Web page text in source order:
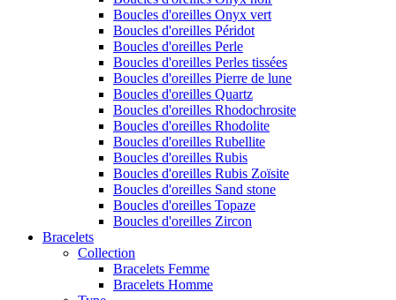
Boucles d'oreilles Onyx vert
Boucles d'oreilles Péridot
Boucles d'oreilles Perle
Boucles d'oreilles Perles tissées
Boucles d'oreilles Pierre de lune
Boucles d'oreilles Quartz
Boucles d'oreilles Rhodochrosite
Boucles d'oreilles Rhodolite
Boucles d'oreilles Rubellite
Boucles d'oreilles Rubis
Boucles d'oreilles Rubis Zoïsite
Boucles d'oreilles Sand stone
Boucles d'oreilles Topaze
Boucles d'oreilles Zircon
Bracelets
Collection
Bracelets Femme
Bracelets Homme